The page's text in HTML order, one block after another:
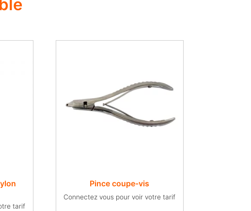
tarif
Pince coupe-vis
Connectez vous pour voir votre tarif